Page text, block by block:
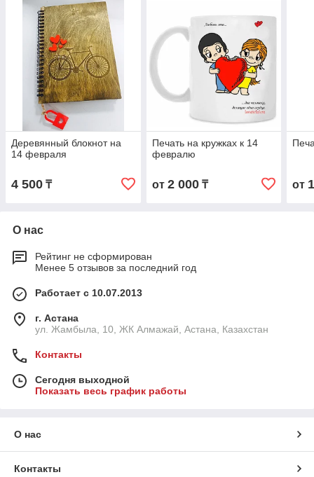
Деревянный блокнот на
14 февраля
4 500 ₸
Печать на кружках к 14
февралю
от 2 000₸ от
О нас
Рейтинг не сформирован
Менее 5 отзывов за последний год
Работает с 10.07.2013
г. Астана
ул. Жамбыла, 10, ЖК Алмажай, Астана, Казахстан
Контакты
Сегодня выходной
Показать весь график работы
О нас
Контакты